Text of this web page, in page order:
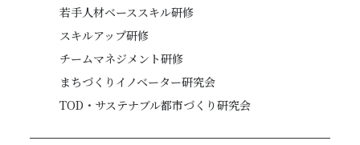
若手人材ベーススキル研修
スキルアップ研修
チームマネジメント研修
まちづくりイノベーター研究会
TOD・サステナブル都市づくり研究会